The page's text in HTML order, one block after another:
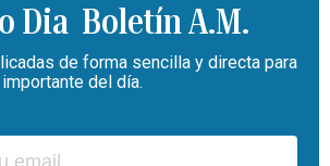
Boletín A.M.
de forma sencilla y directa para
del día.